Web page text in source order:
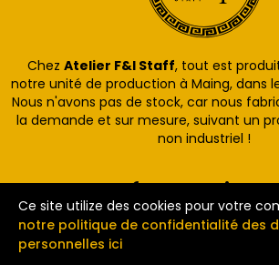
Chez Atelier F&I Staff, tout est
notre unité de production à Maing, dans
Nous n'avons pas de stock, car nous
la demande et sur mesure, suivant un
non industriel !
Informations
Mon compte
Ce site utilize des cookies pour votre
notre politique de confidentialité des
personnelles ici